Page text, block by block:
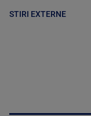
STIRI EXTERNE